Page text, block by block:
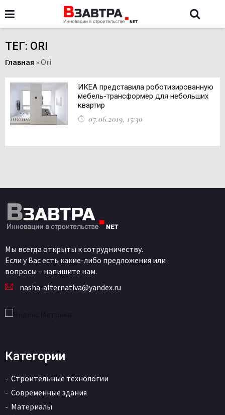
ТЕГ: ORI
Главная »Ori
ИКЕА представила роботизированную
мебель-трансформер для небольших
квартир
07.06.2019, 15:30
Мы всегда открыты к сотрудничеству.
Если у Вас есть какие-либо предложения или
вопросы – напишите нам.
nasha-alternativa@yandex.ru
Категории
Строительные технологии
Современные здания
Материалы